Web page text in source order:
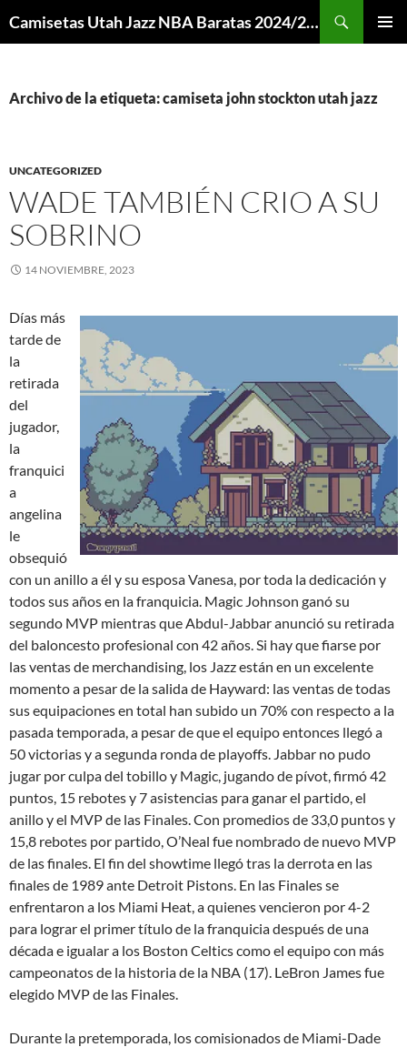
Camisetas Utah Jazz NBA Baratas 2024/2025 – Mi Camiseta NBA
Archivo de la etiqueta: camiseta john stockton utah jazz
UNCATEGORIZED
WADE TAMBIÉN CRIO A SU
SOBRINO
14 NOVIEMBRE, 2023
Días más
tarde de
la
retirada
del
jugador,
la
franquici
a
angelina
le
obsequió
con un anillo a él y su esposa Vanesa, por toda la dedicación y
todos sus años en la franquicia. Magic Johnson ganó su
segundo MVP mientras que Abdul-Jabbar anunció su retirada
del baloncesto profesional con 42 años. Si hay que fiarse por
las ventas de merchandising, los Jazz están en un excelente
momento a pesar de la salida de Hayward: las ventas de todas
sus equipaciones en total han subido un 70% con respecto a la
pasada temporada, a pesar de que el equipo entonces llegó a
50 victorias y a segunda ronda de playoffs. Jabbar no pudo
jugar por culpa del tobillo y Magic, jugando de pívot, firmó 42
puntos, 15 rebotes y 7 asistencias para ganar el partido, el
anillo y el MVP de las Finales. Con promedios de 33,0 puntos y
15,8 rebotes por partido, O’Neal fue nombrado de nuevo MVP
de las finales. El fin del showtime llegó tras la derrota en las
finales de 1989 ante Detroit Pistons. En las Finales se
enfrentaron a los Miami Heat, a quienes vencieron por 4-2
para lograr el primer título de la franquicia después de una
década e igualar a los Boston Celtics como el equipo con más
campeonatos de la historia de la NBA (17). LeBron James fue
elegido MVP de las Finales.
Durante la pretemporada, los comisionados de Miami-Dade